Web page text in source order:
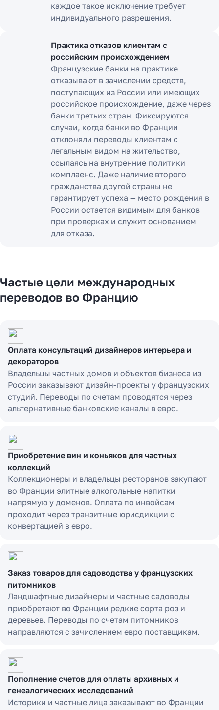
каждое такое исключение требует
индивидуального разрешения.
Практика отказов клиентам с
российским происхождением
Французские банки на практике
отказывают в зачислении средств,
поступающих из России или имеющих
российское происхождение, даже через
банки третьих стран. Фиксируются
случаи, когда банки во Франции
отклоняли переводы клиентам с
легальным видом на жительство,
ссылаясь на внутренние политики
комплаенс. Даже наличие второго
гражданства другой страны не
гарантирует успеха — место рождения в
России остается видимым для банков
при проверках и служит основанием
для отказа.
Частые цели международных
переводов во Францию
Оплата консультаций дизайнеров интерьера и
декораторов
Владельцы частных домов и объектов бизнеса из
России заказывают дизайн-проекты у французских
студий. Переводы по счетам проводятся через
альтернативные банковские каналы в евро.
Приобретение вин и коньяков для частных
коллекций
Коллекционеры и владельцы ресторанов закупают
во Франции элитные алкогольные напитки
напрямую у доменов. Оплата по инвойсам
проходит через транзитные юрисдикции с
конвертацией в евро.
Заказ товаров для садоводства у французских
питомников
Ландшафтные дизайнеры и частные садоводы
приобретают во Франции редкие сорта роз и
деревьев. Переводы по счетам питомников
направляются с зачислением евро поставщикам.
Пополнение счетов для оплаты архивных и
генеалогических исследований
Историки и частные лица заказывают во Франции